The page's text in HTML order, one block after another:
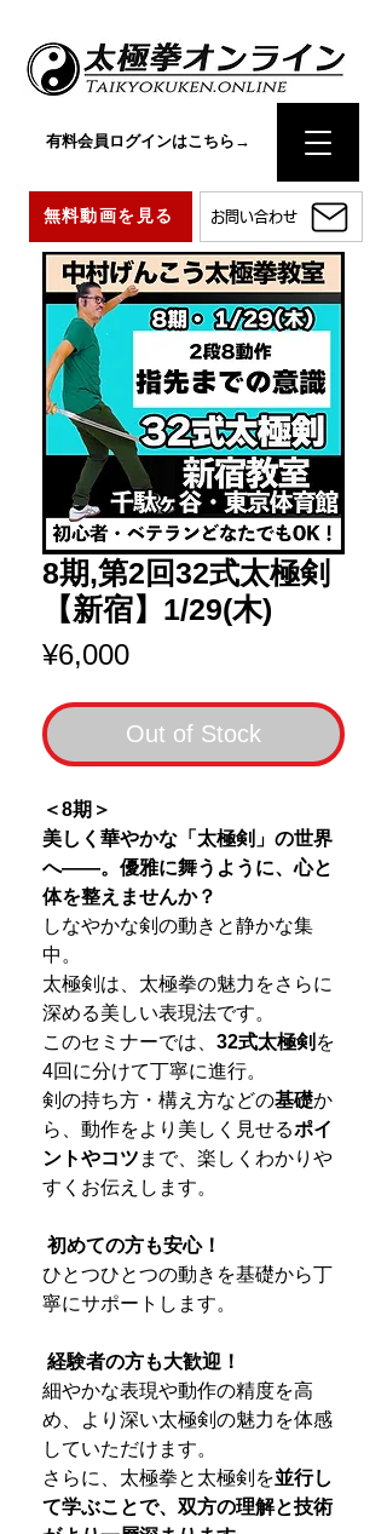
お問い合わせ
無料動画を見る
有料会員ログインはこちら→
8期,第2回32式太極剣
【新宿】1/29(木)
¥6,000Price
Out of Stock
＜8期＞
美しく華やかな「太極剣」の世界
へ――。優雅に舞うように、心と
体を整えませんか？
しなやかな剣の動きと静かな集
中。
太極剣は、太極拳の魅力をさらに
深める美しい表現法です。
このセミナーでは、 32式太極剣 を
4回に分けて丁寧に進行。
剣の持ち方・構え方などの基礎か
ら、動作をより美しく見せるポイ
ントやコツ まで、楽しくわかりや
すくお伝えします。
初めての方も安心！
ひとつひとつの動きを基礎から丁
寧にサポートします。
経験者の方も大歓迎！
細やかな表現や動作の精度を高
め、より深い太極剣の魅力を体感
していただけます。
さらに、太極拳と太極剣を並行し
て学ぶことで、双方の理解と技術